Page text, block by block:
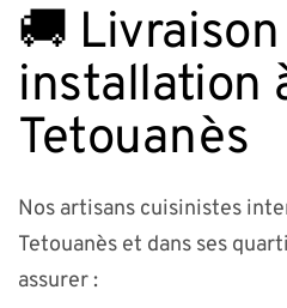
🚚
installation
Tetouanès
Nos artisans cuisinistes
Tetouanès et dans ses
assurer :